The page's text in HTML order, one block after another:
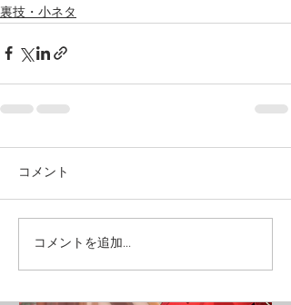
裏技・小ネタ
コメント
コメントを追加…